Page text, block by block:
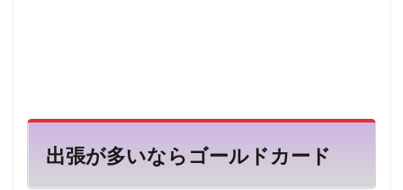
出張が多いならゴールドカード